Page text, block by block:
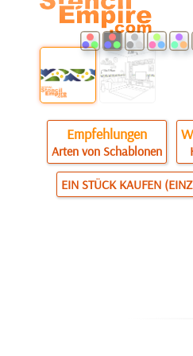
Empfehlungen
Arten von Schablonen
EIN STÜCK KAUFEN